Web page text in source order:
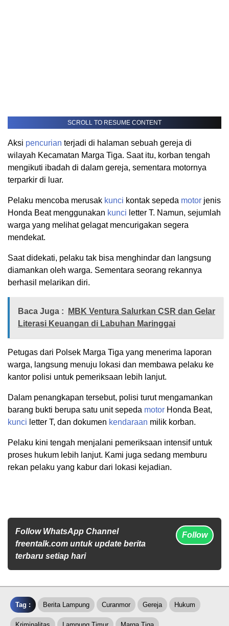
SCROLL TO RESUME CONTENT
Aksi pencurian terjadi di halaman sebuah gereja di
wilayah Kecamatan Marga Tiga. Saat itu, korban tengah
mengikuti ibadah di dalam gereja, sementara motornya
terparkir di luar.
Pelaku mencoba merusak kunci kontak sepeda motor jenis
Honda Beat menggunakan kunci letter T. Namun, sejumlah
warga yang melihat gelagat mencurigakan segera
mendekat.
Saat didekati, pelaku tak bisa menghindar dan langsung
diamankan oleh warga. Sementara seorang rekannya
berhasil melarikan diri.
Baca Juga :
MBK Ventura Salurkan CSR dan Gelar
Literasi Keuangan di Labuhan Maringgai
Petugas dari Polsek Marga Tiga yang menerima laporan
warga, langsung menuju lokasi dan membawa pelaku ke
kantor polisi untuk pemeriksaan lebih lanjut.
Dalam penangkapan tersebut, polisi turut mengamankan
barang bukti berupa satu unit sepeda motor Honda Beat,
kunci letter T, dan dokumen kendaraan milik korban.
Pelaku kini tengah menjalani pemeriksaan intensif untuk
proses hukum lebih lanjut. Kami juga sedang memburu
rekan pelaku yang kabur dari lokasi kejadian.
Follow WhatsApp Channel
freentalk.com untuk update berita
terbaru setiap hari
Follow
Tag : Berita Lampung Curanmor Gereja Hukum